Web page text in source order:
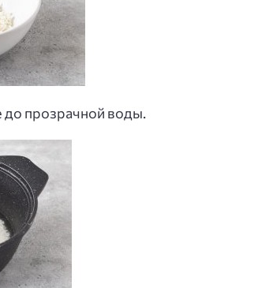
до прозрачной воды.